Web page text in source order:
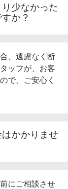
少なかった
か？
、遠慮なく断
ッフが、お客
で、ご安心く
かかりませ
にご相談させ